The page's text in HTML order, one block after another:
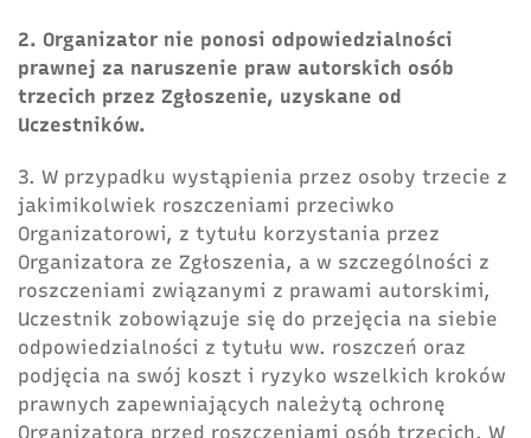
2. Organizator nie ponosi odpowiedzialności
prawnej za naruszenie praw autorskich osób
trzecich przez Zgłoszenie, uzyskane od
Uczestników.
3. W przypadku wystąpienia przez osoby trzecie z
jakimikolwiek roszczeniami przeciwko
Organizatorowi, z tytułu korzystania przez
Organizatora ze Zgłoszenia, a w szczególności z
roszczeniami związanymi z prawami autorskimi,
Uczestnik zobowiązuje się do przejęcia na siebie
odpowiedzialności z tytułu ww. roszczeń oraz
podjęcia na swój koszt i ryzyko wszelkich kroków
prawnych zapewniających należytą ochronę
Organizatora przed roszczeniami osób trzecich. W